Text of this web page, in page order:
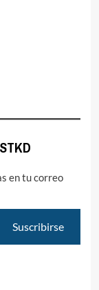
en tu correo
Suscribirse